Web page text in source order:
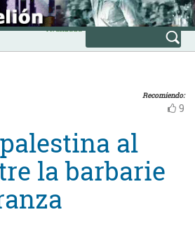
Avanzada
Recomiendo:
9
al
la barbarie